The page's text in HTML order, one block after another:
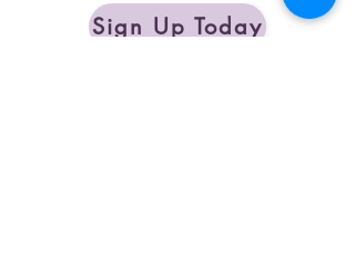
Sign Up Today